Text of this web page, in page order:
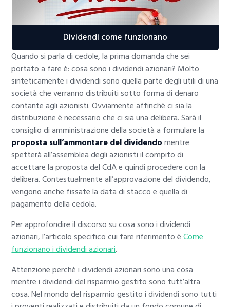
Dividendi come funzionano
Quando si parla di cedole, la prima domanda che sei
portato a fare è: cosa sono i dividendi azionari? Molto
sinteticamente i dividendi sono quella parte degli utili di una
società che verranno distribuiti sotto forma di denaro
contante agli azionisti. Ovviamente affinchè ci sia la
distribuzione è necessario che ci sia una delibera. Sarà il
consiglio di amministrazione della società a formulare la
proposta sull’ammontare del dividendomentre
spetterà all’assemblea degli azionisti il compito di
accettare la proposta del CdA e quindi procedere con la
delibera. Contestualmente all’approvazione del dividendo,
vengono anche fissate la data di stacco e quella di
pagamento della cedola.
Per approfondire il discorso su cosa sono i dividendi
azionari, l’articolo specifico cui fare riferimento èCome
funzionano i dividendi azionari.
Attenzione perchè i dividendi azionari sono una cosa
mentre i dividendi del risparmio gestito sono tutt’altra
cosa. Nel mondo del risparmio gestito i dividendi sono tutti